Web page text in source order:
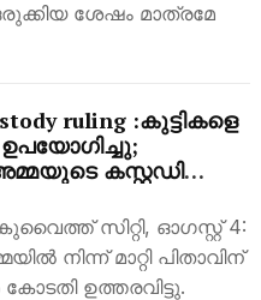
ശേഷം മാത്രമേ
ruling :കുട്ടികളെ
കസ്റ്റഡി
കുവൈത്ത് സിറ്റി, ഓഗസ്റ്റ് 4:
നിന്ന് മാറ്റി പിതാവിന്
ഉത്തരവിട്ടു.